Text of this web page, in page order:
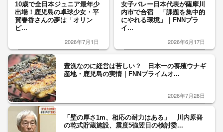
10歳で全日本ジュニア最年少
出場！鹿児島の卓球少女・平
賀春香さんの夢は「オリン
ピ...
2026年7月1日
女子バレー日本代表が薩摩川
内市で合宿 「課題を集中的
にやれる環境」｜FNNプラ
イ...
2026年6月17日
豊漁なのに経営は苦しい？ 日本一の養殖ウナギ
産地・鹿児島の実情｜FNNプライムオ...
2026年7月28日
「壁の厚さ1m、相応の耐力はある」 川内原発
の乾式貯蔵施設、震度5強翌日の検討委...